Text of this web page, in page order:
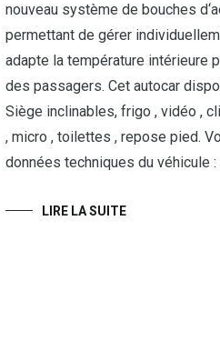
nouveau système de bouches
permettant de gérer
adapte la température intérieure
des passagers. Cet autocar
Siège inclinables, frigo , vidéo ,
, micro , toilettes , repose pied.
données techniques du véhicule :
LIRE LA SUITE